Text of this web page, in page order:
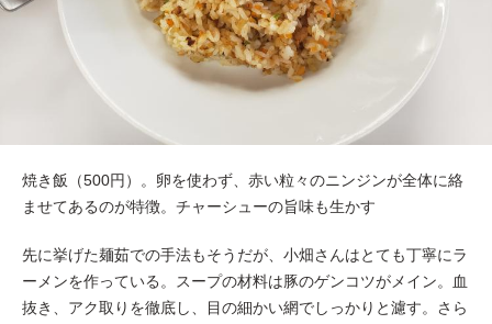
焼き飯（500円）。卵を使わず、赤い粒々のニンジンが全体に絡
ませてあるのが特徴。チャーシューの旨味も生かす
先に挙げた麺茹での手法もそうだが、小畑さんはとても丁寧にラ
ーメンを作っている。スープの材料は豚のゲンコツがメイン。血
抜き、アク取りを徹底し、目の細かい網でしっかりと濾す。さら